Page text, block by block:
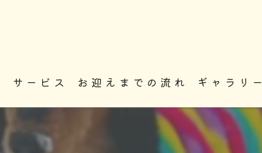
サービス お迎えまでの流れ ギャラリー